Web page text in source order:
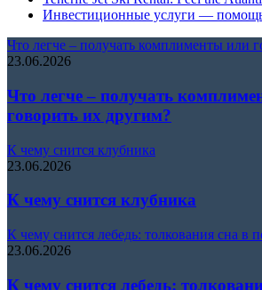
Инвестиционные услуги —
Что легче – получать комплименты или
23.06.2026
Что легче – получать
говорить их другим?
К чему снится клубника
23.06.2026
К чему снится клубника
К чему снится лебедь: толкования сна в
23.06.2026
К чему снится лебедь: